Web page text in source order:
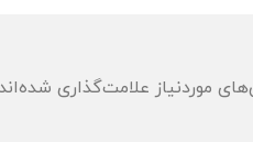
موردنیاز علامت‌گذاری